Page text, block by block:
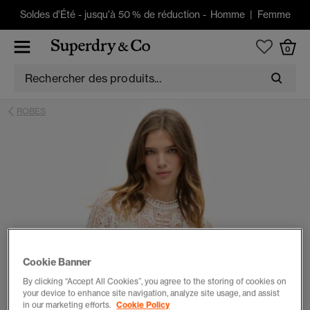
Soldes d'Été -jusqu'à 50 % de réduction - Homme| Femme
0
ROBES
Cookie Banner
By clicking “Accept All Cookies”, you agree to the storing of cookies on
your device to enhance site navigation, analyze site usage, and assist
in our marketing efforts. Cookie Policy